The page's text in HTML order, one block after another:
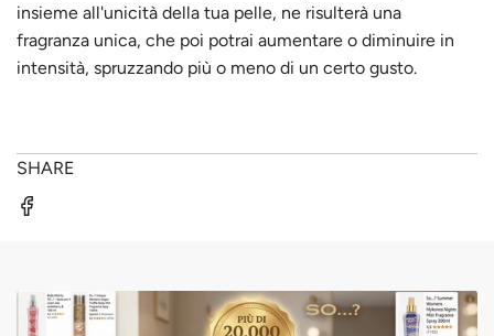
insieme all'unicità della tua pelle, ne risulterà una
fragranza unica, che poi potrai aumentare o diminuire in
intensità, spruzzando più o meno di un certo gusto.
SHARE